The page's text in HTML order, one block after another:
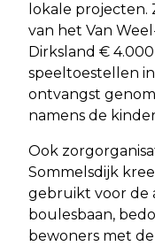
lokale
van het Van
Dirksland €
speeltoestellen
ontvangst
namens de
Ook
Sommelsdijk
gebruikt voor de
boulesbaan,
bewoners met